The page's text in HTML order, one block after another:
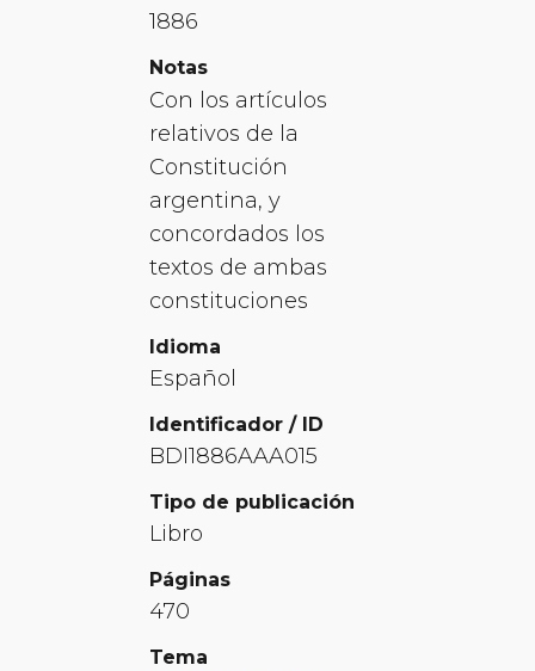
1886
Notas
Con los artículos
relativos de la
Constitución
argentina, y
concordados los
textos de ambas
constituciones
Idioma
Español
Identificador / ID
BDI1886AAA015
Tipo de publicación
Libro
Páginas
470
Tema